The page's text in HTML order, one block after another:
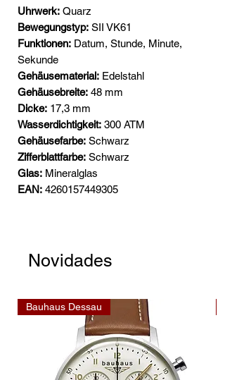
Uhrwerk: Quarz
Bewegungstyp: SII VK61
Funktionen: Datum, Stunde, Minute,
Sekunde
Gehäusematerial: Edelstahl
Gehäusebreite: 48 mm
Dicke: 17,3 mm
Wasserdichtigkeit: 300 ATM
Gehäusefarbe: Schwarz
Zifferblattfarbe: Schwarz
Glas: Mineralglas
EAN: 4260157449305
Novidades
Bauhaus Dessau